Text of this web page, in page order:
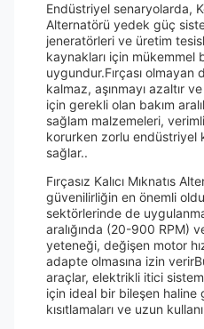
Endüstriyel senaryolarda,
Alternatörü yedek güç
jeneratörleri ve üretim
kaynakları için mükemmel
uygundur.Fırçası olmayan
kalmaz, aşınmayı azaltır
için gerekli olan bakım
sağlam malzemeleri,
korurken zorlu endüstriyel
sağlar..
Fırçasız Kalıcı Mıknatıs
güvenilirliğin en önemli
sektörlerinde de
aralığında (20-900 RPM)
yeteneği, değişen motor
adapte olmasına izin
araçlar, elektrikli itici
için ideal bir bileşen haline
kısıtlamaları ve uzun